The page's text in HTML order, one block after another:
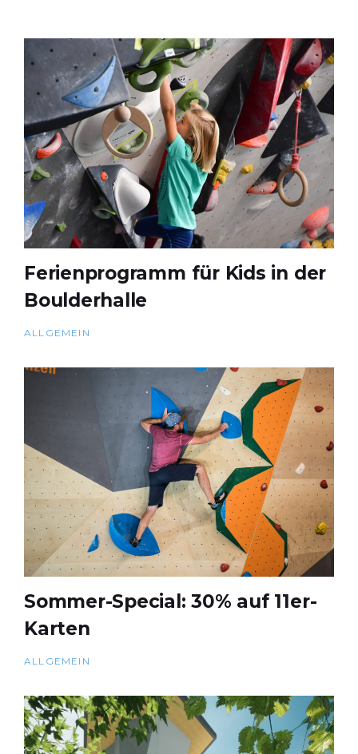
Ferienprogramm für Kids in der
Boulderhalle
ALLGEMEIN
Sommer-Special: 30% auf 11er-
Karten
ALLGEMEIN